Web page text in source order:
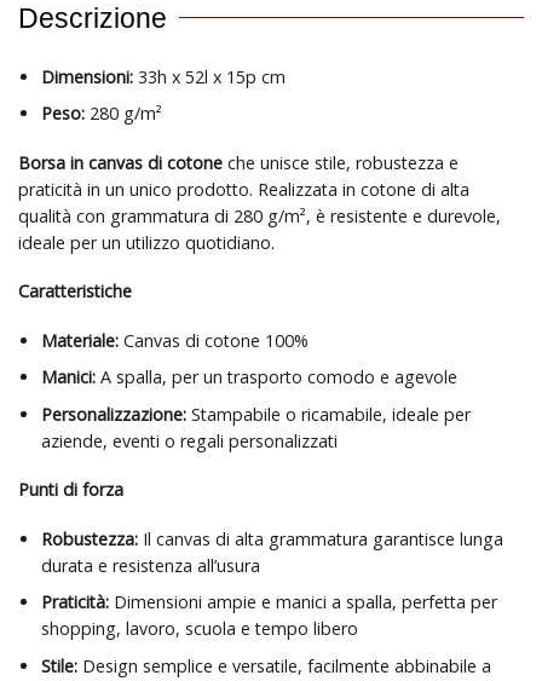
Descrizione
Dimensioni:33h x 52l x 15p cm
Peso:280 g/m²
Borsa in canvas di cotone che unisce stile, robustezza e
praticità in un unico prodotto. Realizzata in cotone di alta
qualità con grammatura di 280 g/m², è resistente e durevole,
ideale per un utilizzo quotidiano.
Caratteristiche
Materiale:Canvas di cotone 100%
Manici:A spalla, per un trasporto comodo e agevole
Personalizzazione:Stampabile o ricamabile, ideale per
aziende, eventi o regali personalizzati
Punti di forza
Robustezza:Il canvas di alta grammatura garantisce lunga
durata e resistenza all’usura
Praticità:Dimensioni ampie e manici a spalla, perfetta per
shopping, lavoro, scuola e tempo libero
Stile:Design semplice e versatile, facilmente abbinabile a